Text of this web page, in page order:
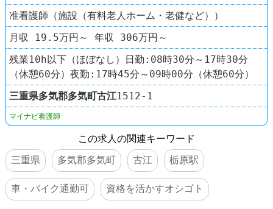
准看護師（施設（有料老人ホーム・老健など））
月収 19.5万円～ 年収 306万円～
残業10h以下（ほぼなし）日勤:08時30分～17時30分
（休憩60分）夜勤:17時45分～09時00分（休憩60分）
三重県多気郡多気町古江1512-1
マイナビ看護師
この求人の関連キーワード
三重県
多気郡多気町 古江 栃原駅
車・バイク通勤可 資格を活かすオシゴト